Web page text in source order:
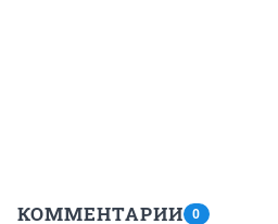
КОММЕНТАРИИ 0